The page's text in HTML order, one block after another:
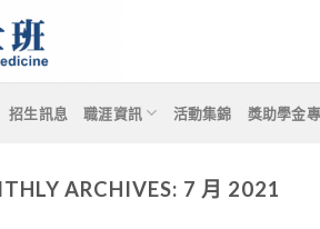
招生訊息 職涯資訊 活動集錦 獎助學金
ARCHIVES: 7 月 2021